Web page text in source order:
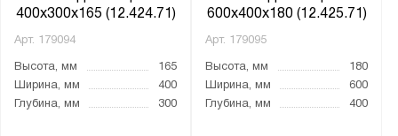
400х300х165 (12.424.71)
Арт. 179094
Высота, мм
165
Ширина, мм
400
Глубина, мм
300
600х400х180 (12.425.71)
Арт. 179095
Высота, мм
180
Ширина, мм
600
Глубина, мм
400